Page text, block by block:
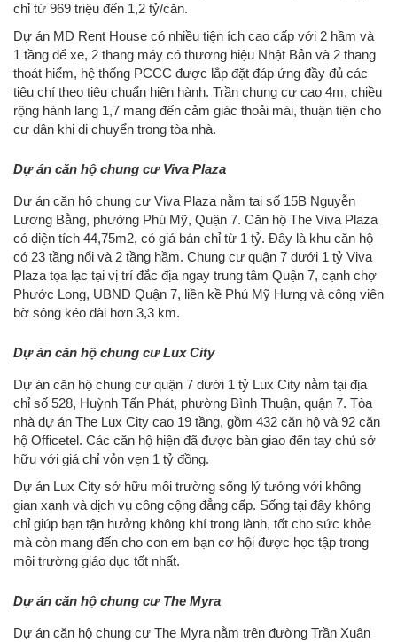
chỉ từ 969 triệu đến 1,2 tỷ/căn.
Dự án MD Rent House có nhiều tiện ích cao cấp với 2 hầm và
1 tầng để xe, 2 thang máy có thương hiệu Nhật Bản và 2 thang
thoát hiểm, hệ thống PCCC được lắp đặt đáp ứng đầy đủ các
tiêu chí theo tiêu chuẩn hiện hành. Trần chung cư cao 4m, chiều
rộng hành lang 1,7 mang đến cảm giác thoải mái, thuận tiện cho
cư dân khi di chuyển trong tòa nhà.
Dự án căn hộ chung cư Viva Plaza
Dự án căn hộ chung cư Viva Plaza nằm tại số 15B Nguyễn
Lương Bằng, phường Phú Mỹ, Quận 7. Căn hộ The Viva Plaza
có diện tích 44,75m2, có giá bán chỉ từ 1 tỷ. Đây là khu căn hộ
có 23 tầng nổi và 2 tầng hầm. Chung cư quận 7 dưới 1 tỷ Viva
Plaza tọa lạc tại vị trí đắc địa ngay trung tâm Quận 7, cạnh chợ
Phước Long, UBND Quận 7, liền kề Phú Mỹ Hưng và công viên
bờ sông kéo dài hơn 3,3 km.
Dự án căn hộ chung cư Lux City
Dự án căn hộ chung cư quận 7 dưới 1 tỷ Lux City nằm tại địa
chỉ số 528, Huỳnh Tấn Phát, phường Bình Thuận, quận 7. Tòa
nhà dự án The Lux City cao 19 tầng, gồm 432 căn hộ và 92 căn
hộ Officetel. Các căn hộ hiện đã được bàn giao đến tay chủ sở
hữu với giá chỉ vỏn vẹn 1 tỷ đồng.
Dự án Lux City sở hữu môi trường sống lý tưởng với không
gian xanh và dịch vụ công cộng đẳng cấp. Sống tại đây không
chỉ giúp bạn tận hưởng không khí trong lành, tốt cho sức khỏe
mà còn mang đến cho con em bạn cơ hội được học tập trong
môi trường giáo dục tốt nhất.
Dự án căn hộ chung cư The Myra
Dự án căn hộ chung cư The Myra nằm trên đường Trần Xuân